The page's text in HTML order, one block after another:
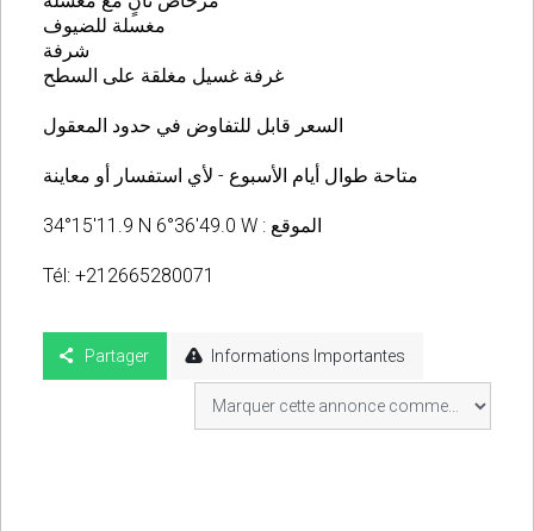
مغسلة للضيوف
شرفة
غرفة غسيل مغلقة على السطح
السعر قابل للتفاوض في حدود المعقول
متاحة طوال أيام الأسبوع - لأي استفسار أو معاينة
34°15'11.9 N 6°36'49.0 W : الموقع
Tél: +212665280071
Partager Informations Importantes